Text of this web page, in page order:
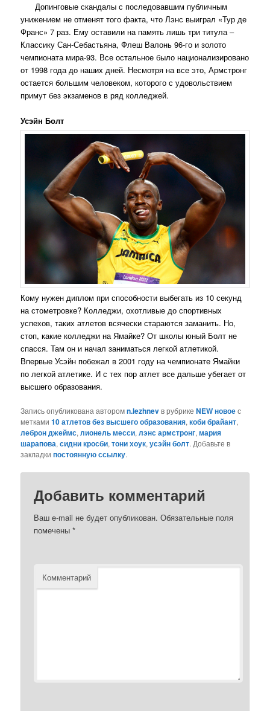
Допинговые скандалы с последовавшим публичным
унижением не отменят того факта, что Лэнс выиграл «Тур де
Франс» 7 раз. Ему оставили на память лишь три титула –
Классику Сан-Себастьяна, Флеш Валонь 96-го и золото
чемпионата мира-93. Все остальное было национализировано
от 1998 года до наших дней. Несмотря на все это, Армстронг
остается большим человеком, которого с удовольствием
примут без экзаменов в ряд колледжей.
Усэйн Болт
Кому нужен диплом при способности выбегать из 10 секунд
на стометровке? Колледжи, охотливые до спортивных
успехов, таких атлетов всячески стараются заманить. Но,
стоп, какие колледжи на Ямайке? От школы юный Болт не
спасся. Там он и начал заниматься легкой атлетикой.
Впервые Усэйн побежал в 2001 году на чемпионате Ямайки
по легкой атлетике. И с тех пор атлет все дальше убегает от
высшего образования.
Запись опубликована авторомn.lezhnevв рубрикеNEW новоес
метками10 атлетов без высшего образования,коби брайант,
леброн джеймс,лионель месси,лэнс армстронг,мария
шарапова,сидни кросби,тони хоук,усэйн болт. Добавьте в
закладкипостоянную ссылку.
Добавить комментарий
Ваш e-mail не будет опубликован. Обязательные поля
помечены*
Комментарий